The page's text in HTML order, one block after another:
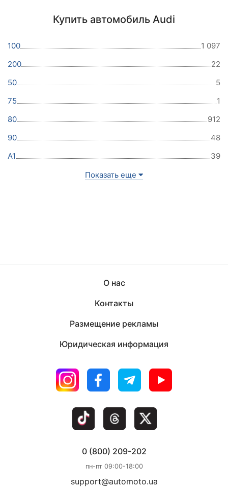
Купить автомобиль Audi
100
1 097
200
22
50
5
75
1
80
912
90
48
A1
39
Показать еще
О нас
Контакты
Размещение рекламы
Юридическая информация
0 (800) 209-202
пн-пт 09:00-18:00
support@automoto.ua